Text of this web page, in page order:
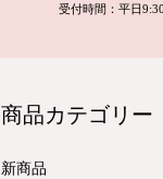
受付時間：平日
商品カテゴリー
新商品